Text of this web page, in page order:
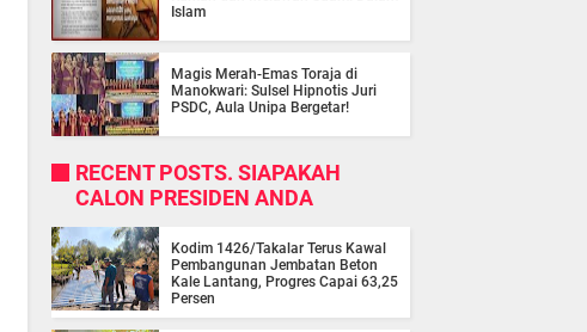
Islam
Magis Merah-Emas Toraja di
Manokwari: Sulsel Hipnotis Juri
PSDC, Aula Unipa Bergetar!
RECENT POSTS. SIAPAKAH
CALON PRESIDEN ANDA
Kodim 1426/Takalar Terus Kawal
Pembangunan Jembatan Beton
Kale Lantang, Progres Capai 63,25
Persen